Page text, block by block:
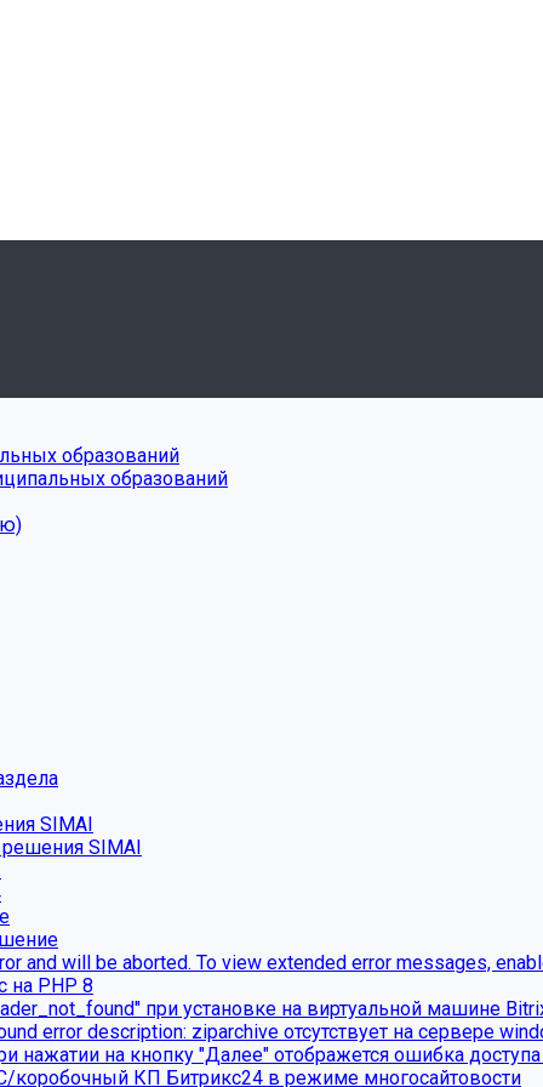
образований
образований
SIMAI
решения SIMAI
and will be aborted. To view extended error messages,
на PHP 8
при установке на виртуальной машине
error description: ziparchive отсутствует на сервере
нажатии на кнопку "Далее" отображется ошибка
коробочный КП Битрикс24 в режиме многосайтовости